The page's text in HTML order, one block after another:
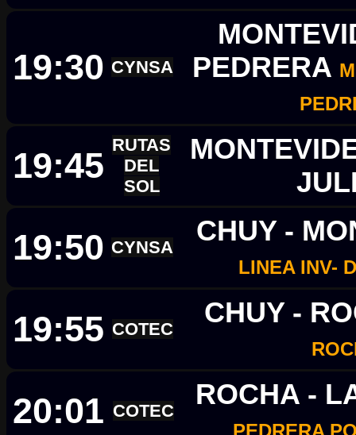
19:30 CYNSA
PEDRERA
19:45
RUTAS
DEL
SOL
19:50 CYNSA
CHUY -
LINEA INV-
19:55 COTEC
CHUY -
20:01 COTEC
ROCHA -
PEDRERA